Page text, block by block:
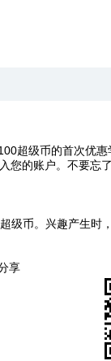
超级币的首次优
您的账户。不要忘
级币。兴趣产生时
享